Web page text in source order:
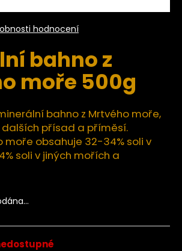
hodnocení
bahno z
moře 500g
bahno z Mrtvého moře,
dalších přísad a příměsí.
moře obsahuje 32-34% soli v
soli v jiných mořích a
HLEDAT